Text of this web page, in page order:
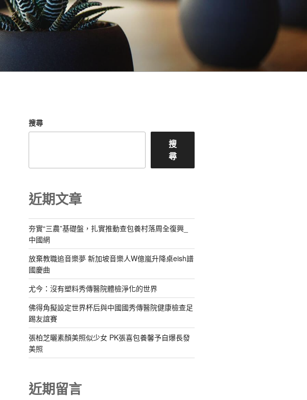
搜尋
搜
尋
近期文章
夯實“三農”基礎盤，扎實推動查包養村落周全復興_
中國網
放棄教職追音樂夢 新加坡音樂人W億嵐升降桌eish譜
國慶曲
尤今：沒有塑料秀傳醫院體檢淨化的世界
佛得角擬設定世界杯后與中國國秀傳醫院健康檢查足
踢友誼賽
張柏芝曬素顏美照似少女 PK張喜包養馨予自爆長發
美照
近期留言